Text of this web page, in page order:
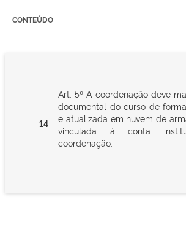
CONTEÚDO
14
Art. 5º A coordenação deve
documental do curso de
e atualizada em nuvem de
vinculada à conta
coordenação.